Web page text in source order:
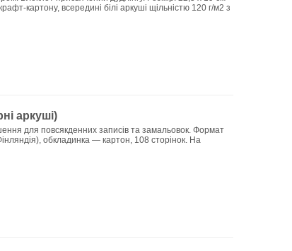
картону, всередині білі аркуші щільністю 120 г/м2 з
аркуші)
для повсякденних записів та замальовок. Формат
обкладинка — картон, 108 сторінок. На